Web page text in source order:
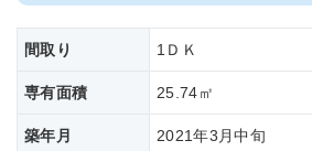
間取り 1ＤＫ
専有面積 25.74㎡
築年月
2021年3月中旬